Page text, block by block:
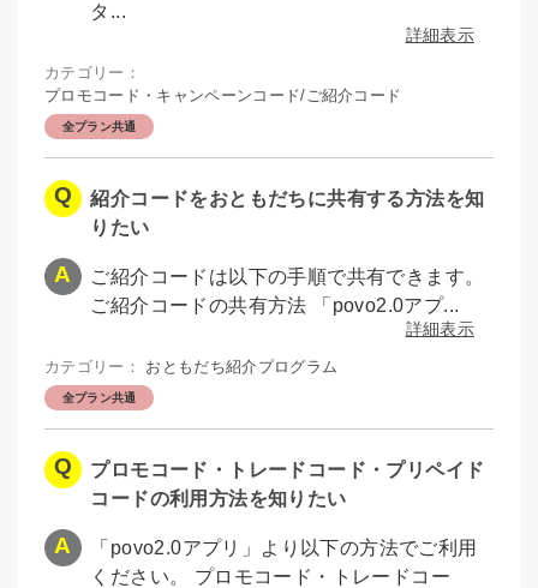
タ...
詳細表示
カテゴリー：
プロモコード・キャンペーンコード/ご紹介コード
全プラン共通
紹介コードをおともだちに共有する方法を知
りたい
ご紹介コードは以下の手順で共有できます。
ご紹介コードの共有方法 「povo2.0アプ...
詳細表示
カテゴリー： おともだち紹介プログラム
全プラン共通
プロモコード・トレードコード・プリペイド
コードの利用方法を知りたい
「povo2.0アプリ」より以下の方法でご利用
ください。 プロモコード・トレードコー